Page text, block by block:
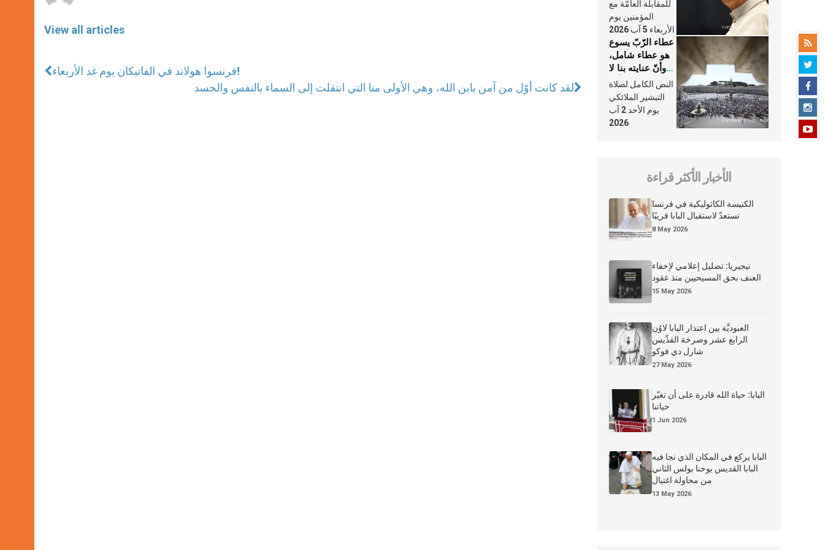
View all articles
فرنسوا هولاند في الفاتيكان يوم غد الأربعاء!
لقد كانت أوّل من آمن بابن الله، وهي الأولى منا التي انتقلت إلى السماء بالنفس والجسد
الكنيسة
للمقابلة العامّة مع
المؤمنين يوم
الأربعاء 5 آب 2026
عطاء الرّبّ يسوع
هو عطاء شامل،
وأنّ عنايته بنا لا
تغيب عنّا أبدًا
النص الكامل لصلاة
التبشير الملائكي
يوم الأحد 2 آب
2026
الأخبار الأكثر قراءة
الكنيسة الكاثوليكية في فرنسا
تستعدّ لاستقبال البابا قريبًا
8 May 2026
نيجيريا: تضليل إعلامي لإخفاء
العنف بحق المسيحيين منذ عقود
15 May 2026
العبوديَّة بين اعتذار البابا لاوُن
الرابع عشر وصرخة القدِّيس
شارل دي فوكو
27 May 2026
البابا: حياة الله قادرة على أن تغيّر
حياتنا
1 Jun 2026
البابا يركع في المكان الذي نجا فيه
البابا القديس يوحنا بولس الثاني
من محاولة اغتيال
13 May 2026